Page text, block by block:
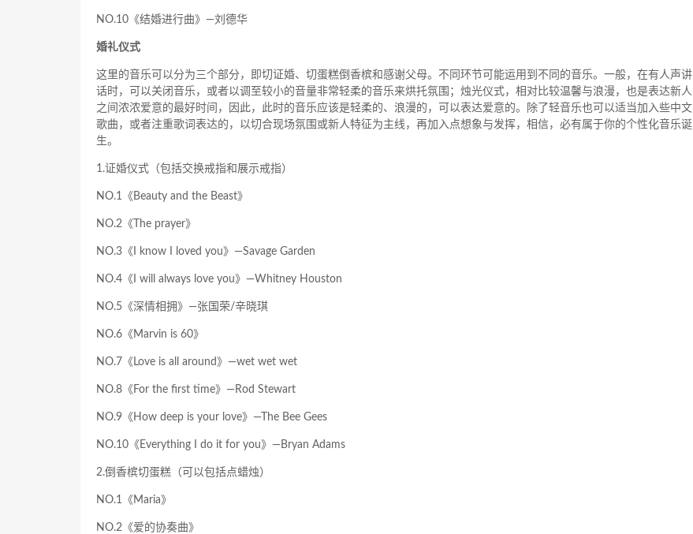
NO.10《结婚进行曲》—刘德华
婚礼仪式
这里的音乐可以分为三个部分，即切证婚、切蛋糕倒香槟和感谢父母。不同环节可能运用到不同的音乐。一般，在有人声讲
话时，可以关闭音乐，或者以调至较小的音量非常轻柔的音乐来烘托氛围；烛光仪式，相对比较温馨与浪漫，也是表达新人
之间浓浓爱意的最好时间，因此，此时的音乐应该是轻柔的、浪漫的，可以表达爱意的。除了轻音乐也可以适当加入些中文
歌曲，或者注重歌词表达的，以切合现场氛围或新人特征为主线，再加入点想象与发挥，相信，必有属于你的个性化音乐诞
生。
1.证婚仪式（包括交换戒指和展示戒指）
NO.1《Beauty and the Beast》
NO.2《The prayer》
NO.3《I know I loved you》—Savage Garden
NO.4《I will always love you》—Whitney Houston
NO.5《深情相拥》—张国荣/辛晓琪
NO.6《Marvin is 60》
NO.7《Love is all around》—wet wet wet
NO.8《For the first time》—Rod Stewart
NO.9《How deep is your love》—The Bee Gees
NO.10《Everything I do it for you》—Bryan Adams
2.倒香槟切蛋糕（可以包括点蜡烛）
NO.1《Maria》
NO.2《爱的协奏曲》